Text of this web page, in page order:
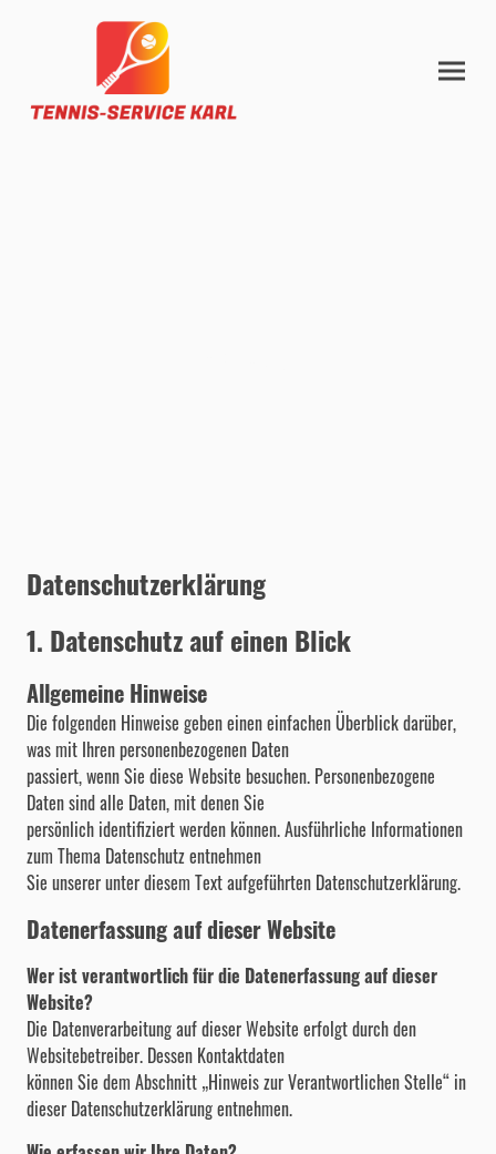
Datenschutzerklärung
1. Datenschutz auf einen Blick
Allgemeine Hinweise
Die folgenden Hinweise geben einen einfachen Überblick darüber,
was mit Ihren personenbezogenen Daten
passiert, wenn Sie diese Website besuchen. Personenbezogene
Daten sind alle Daten, mit denen Sie
persönlich identifiziert werden können. Ausführliche Informationen
zum Thema Datenschutz entnehmen
Sie unserer unter diesem Text aufgeführten Datenschutzerklärung.
Datenerfassung auf dieser Website
Wer ist verantwortlich für die Datenerfassung auf dieser
Website?
Die Datenverarbeitung auf dieser Website erfolgt durch den
Websitebetreiber. Dessen Kontaktdaten
können Sie dem Abschnitt „Hinweis zur Verantwortlichen Stelle“ in
dieser Datenschutzerklärung entnehmen.